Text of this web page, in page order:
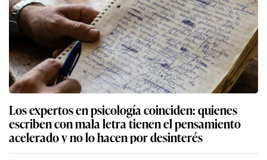
Los expertos en psicología coinciden: quienes
escriben con mala letra tienen el pensamiento
acelerado y no lo hacen por desinterés